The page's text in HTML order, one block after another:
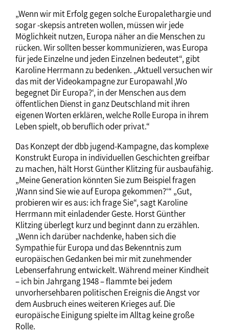
„Wenn wir mit Erfolg gegen solche Europalethargie und
sogar -skepsis antreten wollen, müssen wir jede
Möglichkeit nutzen, Europa näher an die Menschen zu
rücken. Wir sollten besser kommunizieren, was Europa
für jede Einzelne und jeden Einzelnen bedeutet“, gibt
Karoline Herrmann zu bedenken. „Aktuell versuchen wir
das mit der Videokampagne zur Europawahl ,Wo
begegnet Dir Europa?‘, in der Menschen aus dem
öffentlichen Dienst in ganz Deutschland mit ihren
eigenen Worten erklären, welche Rolle Europa in ihrem
Leben spielt, ob beruflich oder privat.“
Das Konzept der dbb jugend-Kampagne, das komplexe
Konstrukt Europa in individuellen Geschichten greifbar
zu machen, hält Horst Günther Klitzing für ausbaufähig.
„Meine Generation könnten Sie zum Beispiel fragen
,Wann sind Sie wie auf Europa gekommen?‘“ „Gut,
probieren wir es aus: ich frage Sie“, sagt Karoline
Herrmann mit einladender Geste. Horst Günther
Klitzing überlegt kurz und beginnt dann zu erzählen.
„Wenn ich darüber nachdenke, haben sich die
Sympathie für Europa und das Bekenntnis zum
europäischen Gedanken bei mir mit zunehmender
Lebenserfahrung entwickelt. Während meiner Kindheit
– ich bin Jahrgang 1948 – flammte bei jedem
unvorhersehbaren politischen Ereignis die Angst vor
dem Ausbruch eines weiteren Krieges auf. Die
europäische Einigung spielte im Alltag keine große
Rolle.